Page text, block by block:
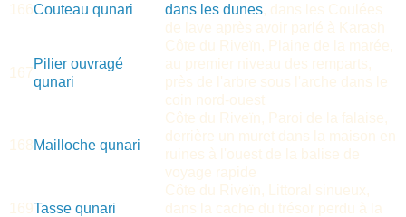
166Couteau qunari
dans les dunes, dans les Coulées
de lave après avoir parlé à Karash
167
Pilier ouvragé
qunari
Côte du Riveïn, Plaine de la marée,
au premier niveau des remparts,
près de l'arbre sous l'arche dans le
coin nord-ouest
168Mailloche qunari
Côte du Riveïn, Paroi de la falaise,
derrière un muret dans la maison en
ruines à l'ouest de la balise de
voyage rapide
169Tasse qunari
Côte du Riveïn, Littoral sinueux,
dans la cache du trésor perdu à la